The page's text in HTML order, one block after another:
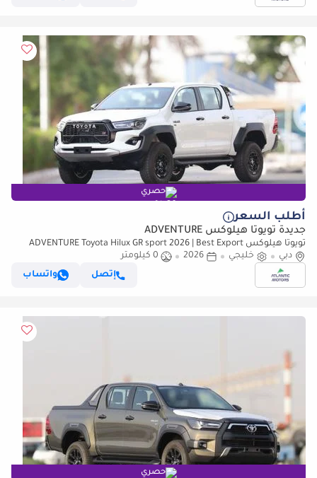
حصري
أطلب السعر
جديدة تويوتا هيلوكس ADVENTURE
تويوتا هيلوكس ADVENTURE Toyota Hilux GR sport 2026 | Best Export
Price (للتصدير فقط)دبي خليجي 2026
0 كيلومتر
إتصل
واتساب
حصري